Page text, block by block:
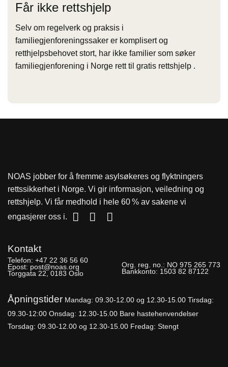
Får ikke rettshjelp
Selv om regelverk og praksis i
familiegjenforeningssaker er komplisert og
retthjelpsbehovet stort, har ikke familier som søker
familiegjenforening i Norge rett til gratis rettshjelp .
NOAS jobber for å fremme asylsøkeres og flyktningers
rettssikkerhet i Norge. Vi gir informasjon, veiledning og
rettshjelp. Vi får medhold i hele 60 % av sakene vi
engasjerer oss i.
Kontakt
Telefon: +47 22 36 56 60
Epost: post@noas.org
Torggata 22, 0183 Oslo
Org. reg. no.: NO 975 265 773
Bankkonto: 1503 82 87122
Åpningstider Mandag: 09.30-12.00 og 12.30-15.00 Tirsdag:
09.30-12:00 Onsdag: 12.30-15.00 Bare hastehenvendelser
Torsdag: 09.30-12.00 og 12.30-15.00 Fredag: Stengt